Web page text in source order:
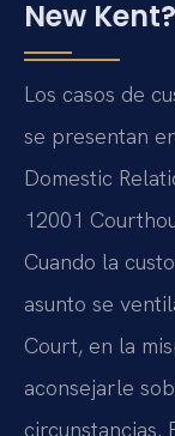
New Kent?
Los casos de
se presentan
Domestic
12001
Cuando la
asunto se
Court, en la
aconsejarle
circunstancias.